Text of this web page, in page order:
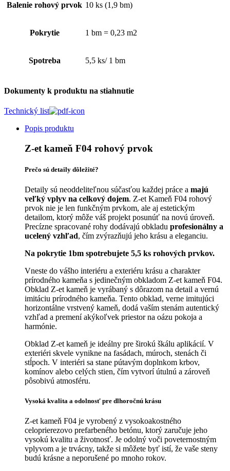
Balenie rohový prvok 10 ks (1,9 bm)
Pokrytie 1 bm = 0,23 m2
Spotreba 5,5 ks/ 1 bm
Dokumenty k produktu na stiahnutie
Technický list
Popis produktu
Z-et kameň F04 rohový prvok
Prečo sú detaily dôležité?
Detaily sú neoddeliteľnou súčasťou každej práce a majú
veľký vplyv na celkový dojem. Z-et Kameň F04 rohový
prvok nie je len funkčným prvkom, ale aj estetickým
detailom, ktorý môže váš projekt posunúť na novú úroveň.
Precízne spracované rohy dodávajú obkladu profesionálny a
ucelený vzhľad, čím zvýrazňujú jeho krásu a eleganciu.
Na pokrytie 1bm spotrebujete 5,5 ks rohových prvkov.
Vneste do vášho interiéru a exteriéru krásu a charakter
prírodného kameňa s jedinečným obkladom Z-et kameň F04.
Obklad Z-et kameň je vyrábaný s dôrazom na detail a vernú
imitáciu prírodného kameňa. Tento obklad, verne imitujúci
horizontálne vrstvený kameň, dodá vaším stenám autentický
vzhľad a premení akýkoľvek priestor na oázu pokoja a
harmónie.
Obklad Z-et kameň je ideálny pre širokú škálu aplikácií. V
exteriéri skvele vynikne na fasádach, múroch, stenách či
stĺpoch. V interiéri sa stane pútavým doplnkom krbov,
komínov alebo celých stien, čím vytvorí útulnú a zároveň
pôsobivú atmosféru.
Vysoká kvalita a odolnosť pre dlhoročnú krásu
Z-et kameň F04 je vyrobený z vysokoakostného
celoprierezovo prefarbeného betónu, ktorý zaručuje jeho
vysokú kvalitu a životnosť. Je odolný voči poveternostným
vplyvom a je trvácny, takže si môžete byť istí, že vaše steny
budú krásne a neporušené po mnoho rokov.